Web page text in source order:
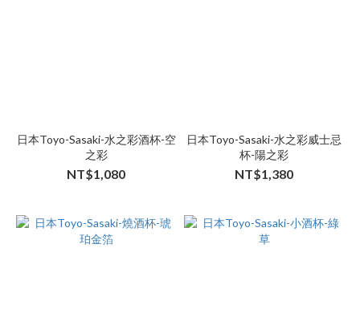
日本Toyo-Sasaki-水之彩酒杯-空
之彩
NT$1,080
日本Toyo-Sasaki-水之彩威士忌
杯-陽之彩
NT$1,380